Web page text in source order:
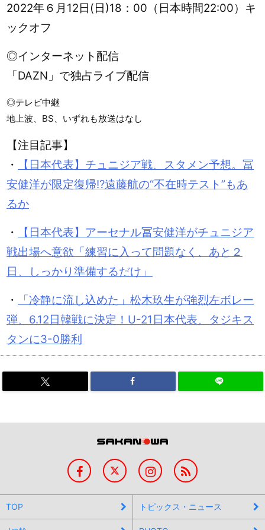
2022年６月12日(日)18：00（日本時間22:00）キ
ックオフ
◎インターネット配信
「DAZN」で独占ライブ配信
◎テレビ中継
地上波、BS、いずれも放送はなし
【注目記事】
・
【日本代表】チュニジア戦、スタメン予想。冨
安健洋が限定復帰!?遠藤航の“不在時テスト”もあ
るか
・
【日本代表】アーセナル冨安健洋がチュニジア
戦出場へ意欲「練習に入って問題なく、あと２
日、しっかり準備するだけ」
・
「冷静に流し込めた」松木玖生が強烈左ボレー
弾、6.12日韓戦に決定！U-21日本代表、タジキス
タンに3-0勝利
TOP トピックス・ニュース